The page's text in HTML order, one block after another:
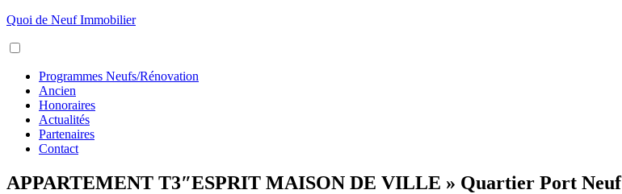
Aller
contenu
Quoi de Neuf Immobilier
Programmes Neufs/Rénovation
Ancien
Honoraires
Actualités
Partenaires
Contact
APPARTEMENT T3″ESPRIT MAISON DE VILLE » Quartier Port Neuf